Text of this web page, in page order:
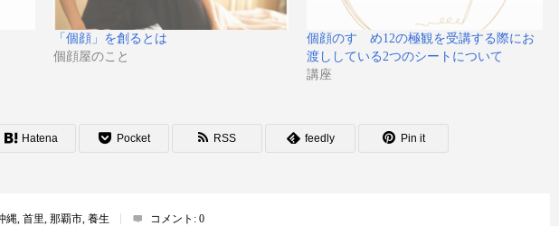
「個顔」を創るとは
個顔屋のこと
個顔のすゝめ12の極観を受講する際にお
渡ししている2つのシートについて
講座
Hatena Pocket RSS feedly Pin it
縄, 首里, 那覇市, 養生 コメント: 0